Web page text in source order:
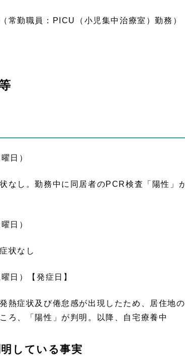
常勤職員：PICU（小児集中治療室）勤務）
日）
し。勤務中に同居者のPCR検査「陽性」
日）
状なし
日）【発症日】
症状及び倦怠感が出現したため、居住地
ろ、「陽性」が判明。以降、自宅療養中
明している事実